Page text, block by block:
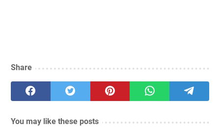
Share
You may like these posts